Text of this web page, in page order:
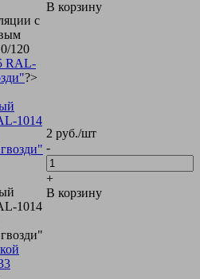
с
120
В корзину
RAL-
?>
1014
1014
2 руб./шт
-
+
В корзину